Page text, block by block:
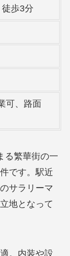
歩3分
可、路面
る繁華街の一
です。駅近
サラリーマ
地となって
。内装や設